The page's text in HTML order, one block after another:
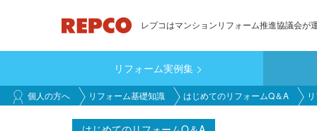
ン
ン
テ
レプコはマンションリフォーム推進協議会が
main_customer
リフォーム実例集
個人の方へ リフォーム基礎知識 はじめてのリフォームQ＆A